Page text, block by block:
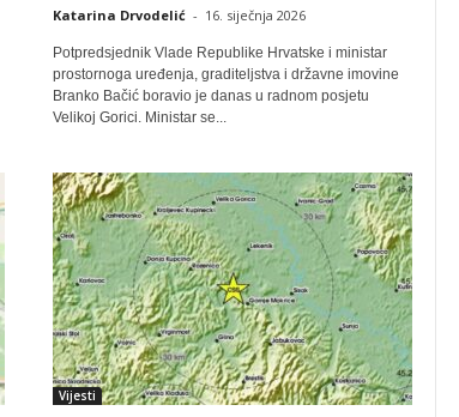
Katarina Drvodelić - 16. siječnja 2026
Potpredsjednik Vlade Republike Hrvatske i ministar
prostornoga uređenja, graditeljstva i državne imovine
Branko Bačić boravio je danas u radnom posjetu
Velikoj Gorici. Ministar se...
Vijesti